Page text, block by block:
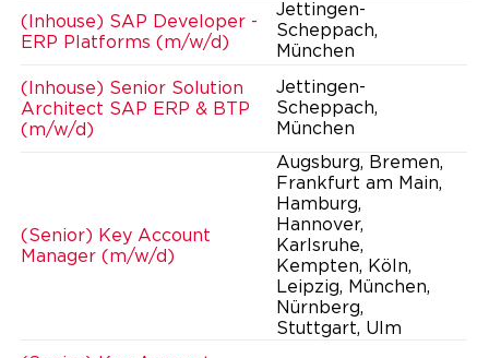
(Inhouse) SAP Developer -
ERP Platforms (m/w/d)
Jettingen-
Scheppach,
München
(Inhouse) Senior Solution
Architect SAP ERP & BTP
(m/w/d)
Jettingen-
Scheppach,
München
(Senior) Key Account
Manager (m/w/d)
Augsburg, Bremen,
Frankfurt am Main,
Hamburg,
Hannover,
Karlsruhe,
Kempten, Köln,
Leipzig, München,
Nürnberg,
Stuttgart, Ulm